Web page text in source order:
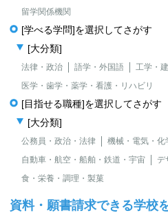
留学関係機関
[学べる学問]を選択してさがす
[大分類]
法律・政治 語学・外国語 工学・
医学・歯学・薬学・看護・リハビリ
[目指せる職種]を選択してさがす
[大分類]
公務員・政治・法律
機械・電気・化
自動車・航空・船舶・鉄道・宇宙
デ
食・栄養・調理・製菓
資料・願書請求できる学校